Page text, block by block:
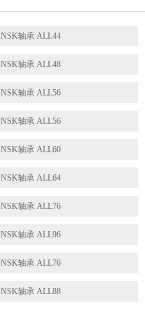
NSK轴承 ALL44
NSK轴承 ALL48
NSK轴承 ALL56
NSK轴承 ALL56
NSK轴承 ALL60
NSK轴承 ALL64
NSK轴承 ALL76
NSK轴承 ALL96
NSK轴承 ALL76
NSK轴承 ALL88